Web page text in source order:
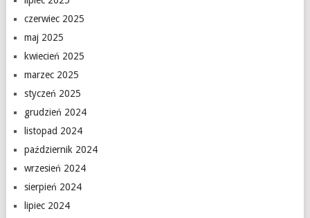
czerwiec 2025
maj 2025
kwiecień 2025
marzec 2025
styczeń 2025
grudzień 2024
listopad 2024
październik 2024
wrzesień 2024
sierpień 2024
lipiec 2024